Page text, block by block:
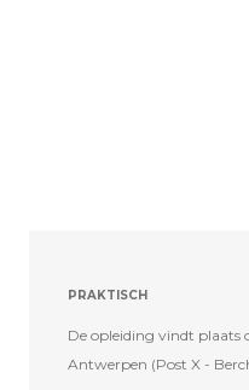
PRAKTISCH
De opleiding vindt plaats
Antwerpen (Post X -